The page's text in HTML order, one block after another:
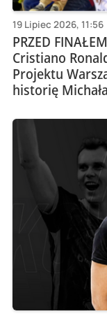
19 Lipiec 2026, 11:56
PRZED
Cristiano
Projektu
historię